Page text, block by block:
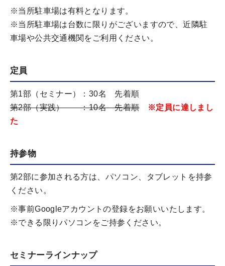
※当所駐車場は有料となります。
※当所駐車場は台数に限りがございますので、近隣駐
車場や公共交通機関をご利用ください。
定員
第1部（セミナー）：30名 先着順
第2部（実践） ：10名 先着順
※定員に達しまし
た
持参物
第2部に参加される方は、パソコン、タブレットを持参
ください。
※事前Googleアカウントの登録をお願いいたします。
※できる限りパソコンをご持参ください。
セミナーラインナップ